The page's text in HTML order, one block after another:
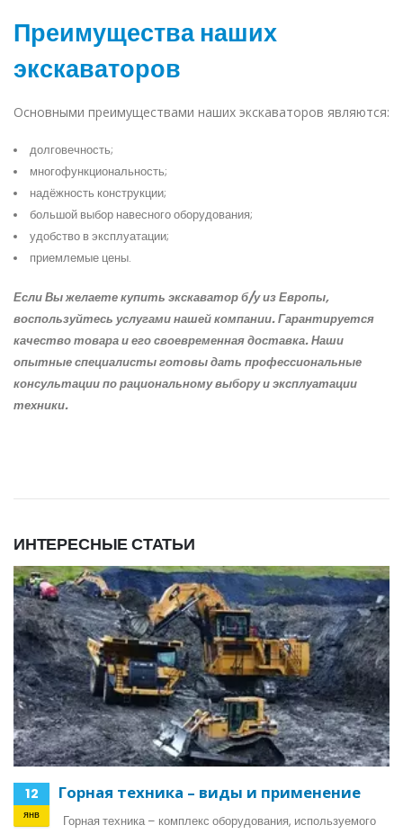
Преимущества наших
экскаваторов
Основными преимуществами наших экскаваторов являются:
долговечность;
многофункциональность;
надёжность конструкции;
большой выбор навесного оборудования;
удобство в эксплуатации;
приемлемые цены.
Если Вы желаете купить экскаватор б/у из Европы,
воспользуйтесь услугами нашей компании. Гарантируется
качество товара и его своевременная доставка. Наши
опытные специалисты готовы дать профессиональные
консультации по рациональному выбору и эксплуатации
техники.
ИНТЕРЕСНЫЕ СТАТЬИ
12
янв
Горная техника – виды и применение
Горная техника – комплекс оборудования, используемого